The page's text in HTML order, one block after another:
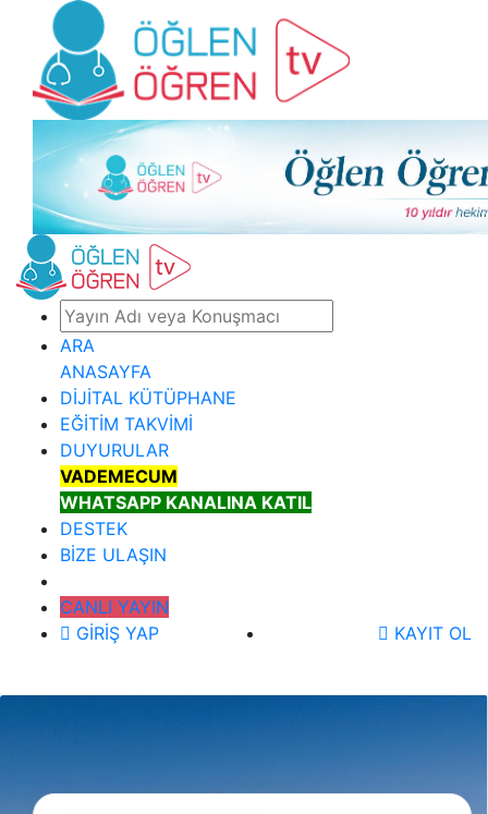
ARA
ANASAYFA
DİJİTAL KÜTÜPHANE
EĞİTİM TAKVİMİ
DUYURULAR
VADEMECUM
WHATSAPP KANALINA KATIL
DESTEK
BİZE ULAŞIN
CANLI YAYIN
GİRİŞ YAP
KAYIT OL